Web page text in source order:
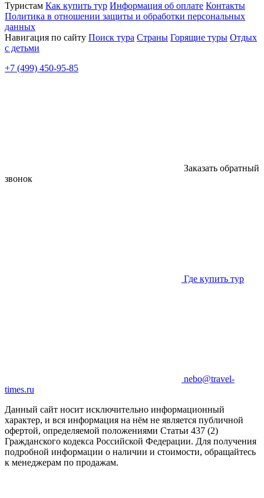
Туристам Как купить тур Информация об оплате Контакты
Политика в отношении защиты и обработки персональных
данных
Навигация по сайту Поиск тура Страны Горящие туры Отдых
с детьми
+7 (499) 450-95-85
Заказать обратный
звонок
Где купить тур
nebo@travel-
times.ru
Данный сайт носит исключительно информационный
характер, и вся информация на нём не является публичной
офертой, определяемой положениями Статьи 437 (2)
Гражданского кодекса Российской Федерации. Для получения
подробной информации о наличии и стоимости, обращайтесь
к менеджерам по продажам.